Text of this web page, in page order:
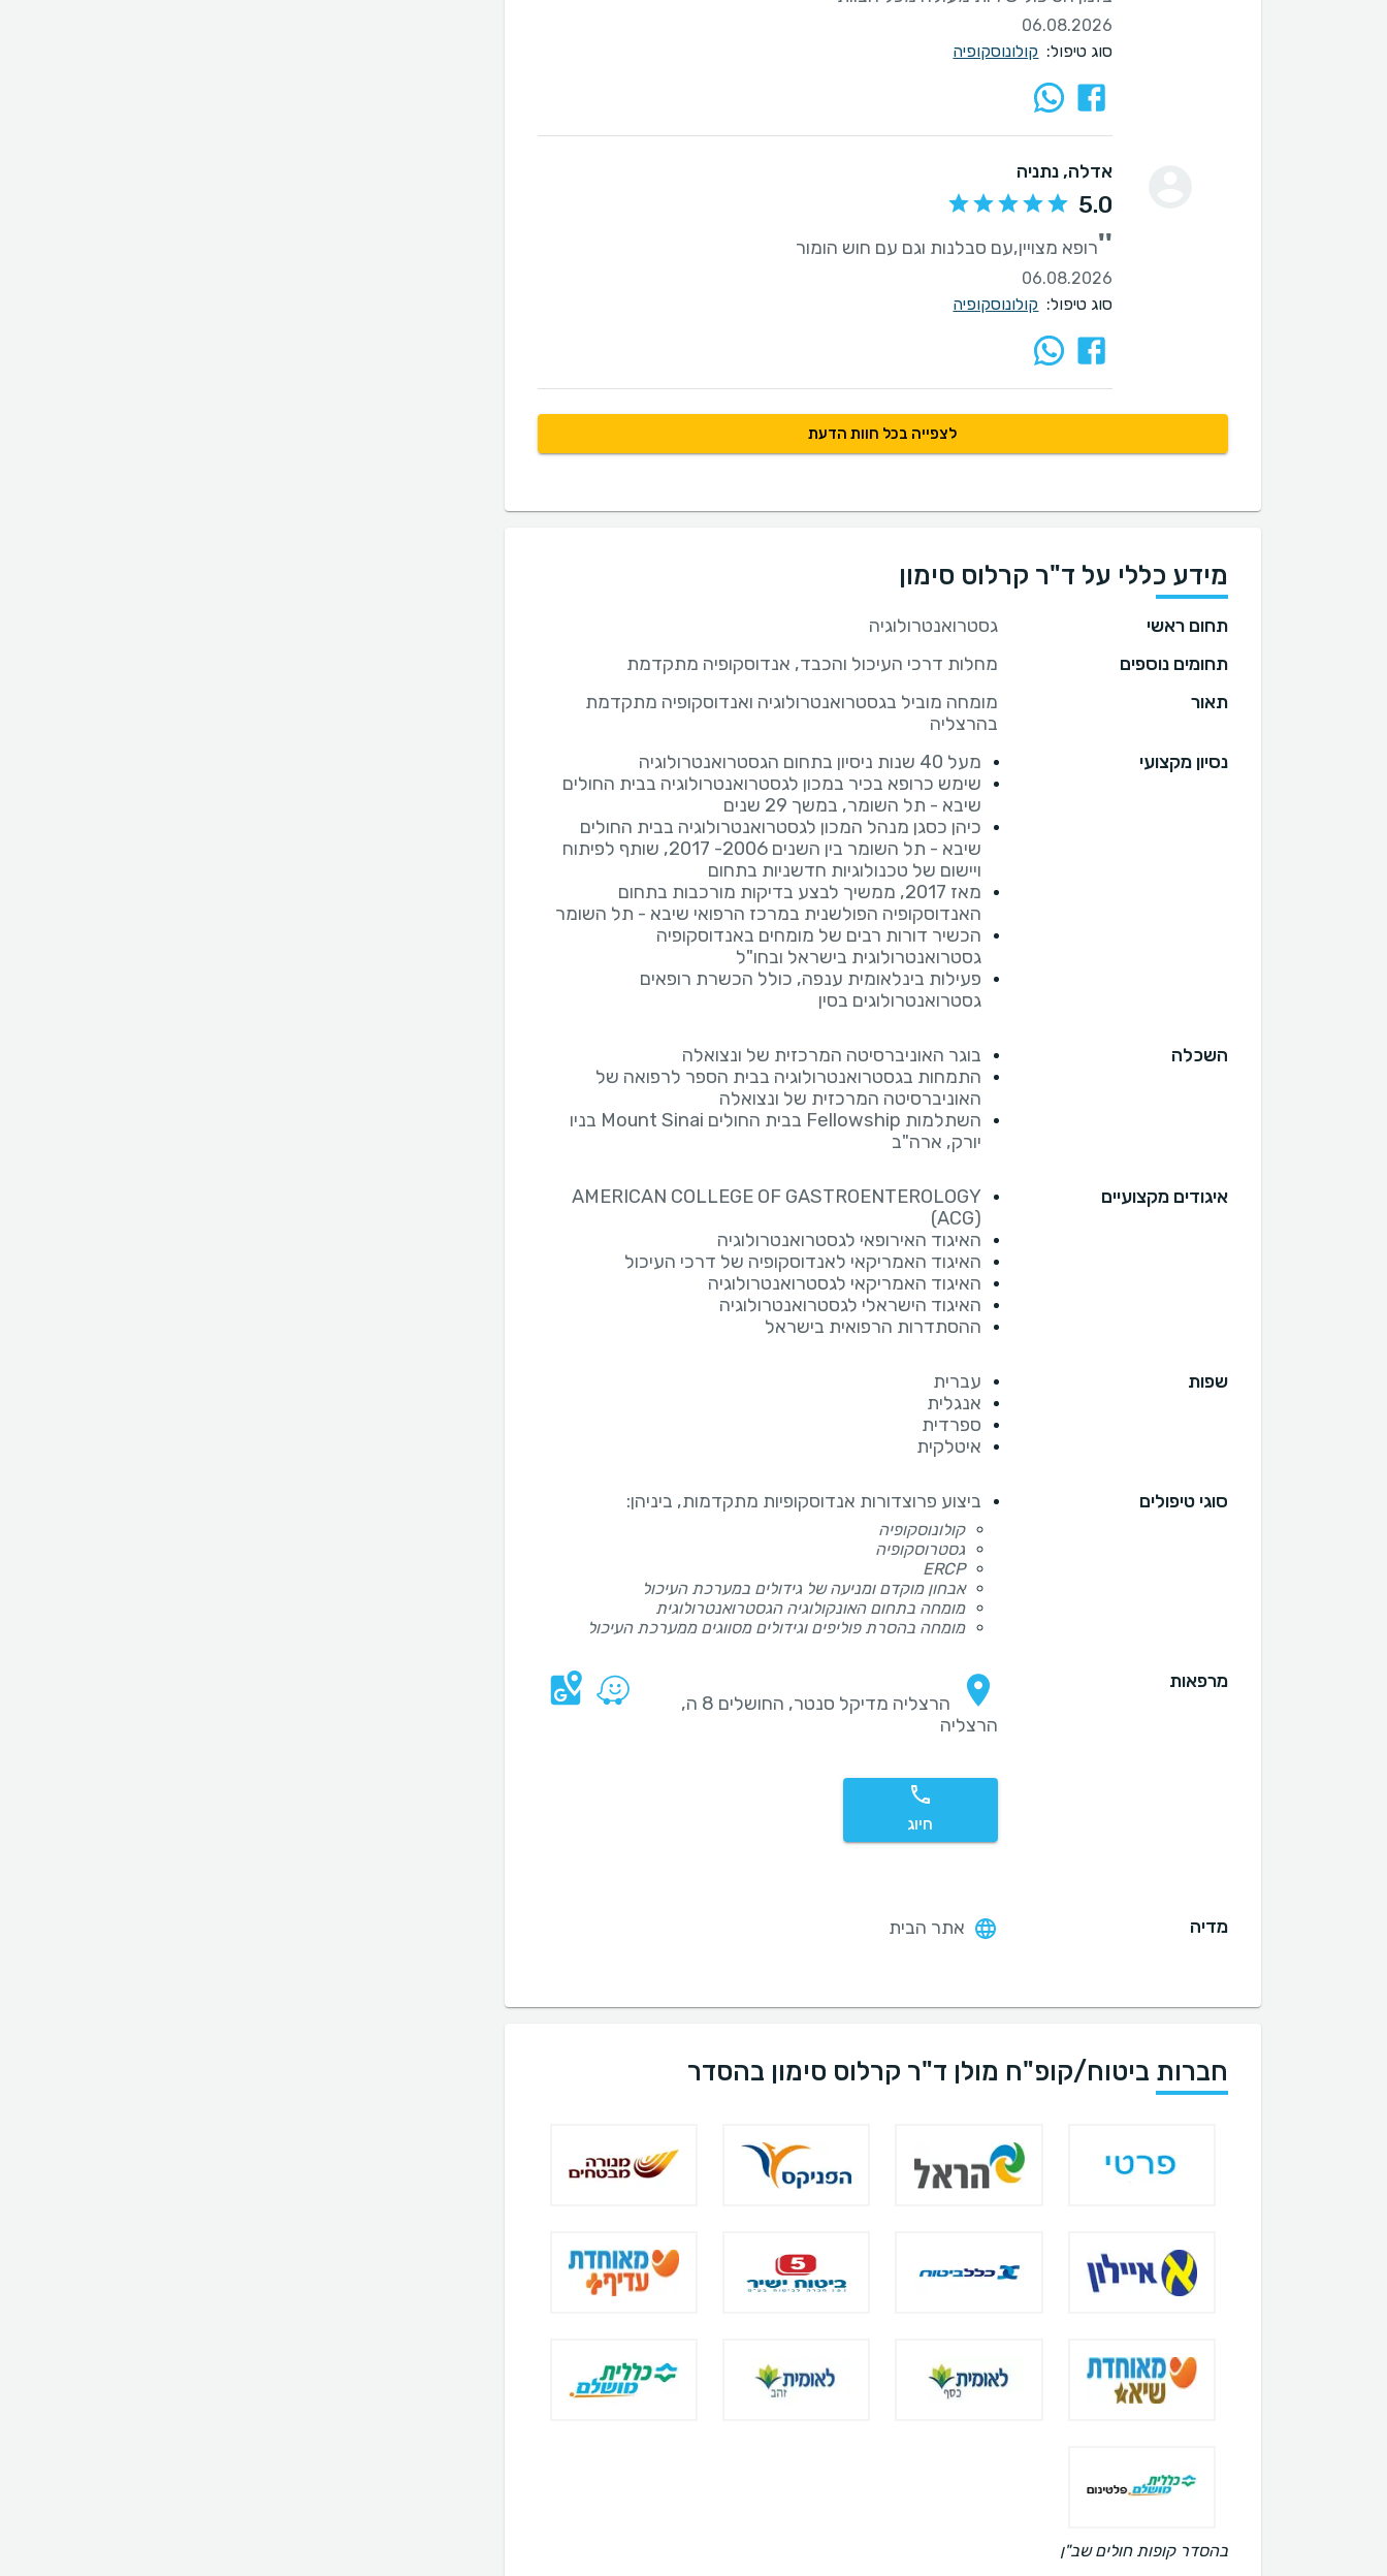
06.08.2026
סוג טיפול: קולונוסקופיה
אדלה, נתניה
5.0
''רופא מצויין,עם סבלנות וגם עם חוש הומור
06.08.2026
סוג טיפול: קולונוסקופיה
לצפייה בכל חוות הדעת
מידע כללי על ד"ר קרלוס סימון
תחום ראשי
גסטרואנטרולוגיה
תחומים נוספים
מחלות דרכי העיכול והכבד, אנדוסקופיה מתקדמת
תאור
מומחה מוביל בגסטרואנטרולוגיה ואנדוסקופיה מתקדמת
בהרצליה
נסיון מקצועי
מעל 40 שנות ניסיון בתחום הגסטרואנטרולוגיה
שימש כרופא בכיר במכון לגסטרואנטרולוגיה בבית החולים
שיבא - תל השומר, במשך 29 שנים
כיהן כסגן מנהל המכון לגסטרואנטרולוגיה בבית החולים
שיבא - תל השומר בין השנים 2006- 2017, שותף לפיתוח
ויישום של טכנולוגיות חדשניות בתחום
מאז 2017, ממשיך לבצע בדיקות מורכבות בתחום
האנדוסקופיה הפולשנית במרכז הרפואי שיבא - תל השומר
הכשיר דורות רבים של מומחים באנדוסקופיה
גסטרואנטרולוגית בישראל ובחו"ל
פעילות בינלאומית ענפה, כולל הכשרת רופאים
גסטרואנטרולוגים בסין
השכלה
בוגר האוניברסיטה המרכזית של ונצואלה
התמחות בגסטרואנטרולוגיה בבית הספר לרפואה של
האוניברסיטה המרכזית של ונצואלה
השתלמות Fellowship בבית החולים Mount Sinai בניו
יורק, ארה"ב
איגודים מקצועיים
AMERICAN COLLEGE OF GASTROENTEROLOGY
(ACG)
האיגוד האירופאי לגסטרואנטרולוגיה
האיגוד האמריקאי לאנדוסקופיה של דרכי העיכול
האיגוד האמריקאי לגסטרואנטרולוגיה
האיגוד הישראלי לגסטרואנטרולוגיה
ההסתדרות הרפואית בישראל
שפות
עברית
אנגלית
ספרדית
איטלקית
סוגי טיפולים ביצוע פרוצדורות אנדוסקופיות מתקדמות, ביניהן:
קולונוסקופיה
גסטרוסקופיה
ERCP
אבחון מוקדם ומניעה של גידולים במערכת העיכול
מומחה בתחום האונקולוגיה הגסטרואנטרולוגית
מומחה בהסרת פוליפים וגידולים מסווגים ממערכת העיכול
מרפאות
הרצליה מדיקל סנטר, החושלים 8 ה,
הרצליה
חיוג
מדיה אתר הבית
חברות ביטוח/קופ"ח מולן ד"ר קרלוס סימון בהסדר
בהסדר קופות חולים שב"ן